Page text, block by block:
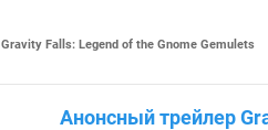
Gravity Falls: Legend of the Gnome Gemulets
Анонсный трейлер